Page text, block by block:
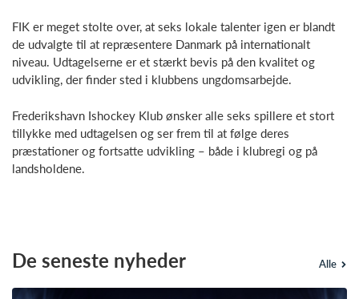
FIK er meget stolte over, at seks lokale talenter igen er blandt
de udvalgte til at repræsentere Danmark på internationalt
niveau. Udtagelserne er et stærkt bevis på den kvalitet og
udvikling, der finder sted i klubbens ungdomsarbejde.
Frederikshavn Ishockey Klub ønsker alle seks spillere et stort
tillykke med udtagelsen og ser frem til at følge deres
præstationer og fortsatte udvikling – både i klubregi og på
landsholdene.
De seneste nyheder Alle